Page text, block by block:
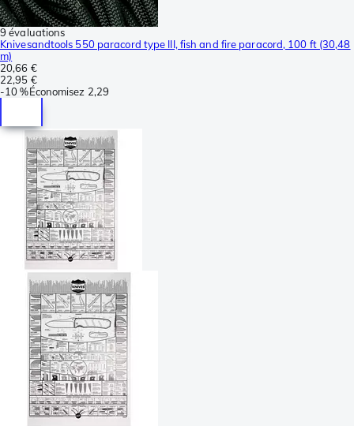
9 évaluations
Knivesandtools 550 paracord type III, fish and fire paracord, 100 ft (30,48
m)
20,66 €
22,95 €
-10 %Économisez 2,29